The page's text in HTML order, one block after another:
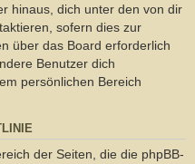
hinaus, dich unter den von dir
sofern dies zur
über das Board erforderlich
Benutzer dich
persönlichen Bereich
der Seiten, die die phpBB-